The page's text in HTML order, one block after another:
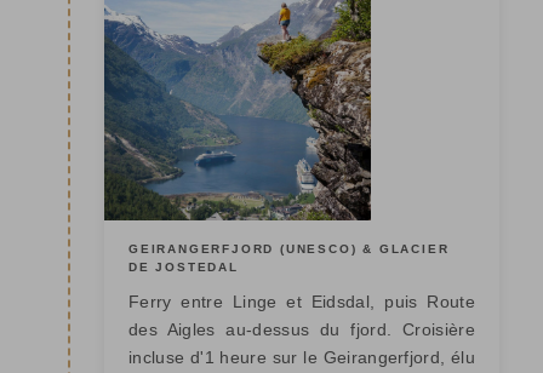
GEIRANGERFJORD (UNESCO) & GLACIER
DE JOSTEDAL
Ferry entre Linge et Eidsdal, puis Route
des Aigles au-dessus du fjord. Croisière
incluse d'1 heure sur le Geirangerfjord, élu